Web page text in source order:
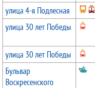
улица 4-я Подлесная
улица 30 лет Победы
улица 30 лет Победы
Бульвар
Воскресенского